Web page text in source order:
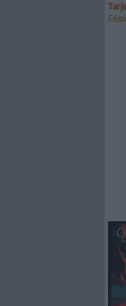
Tarja